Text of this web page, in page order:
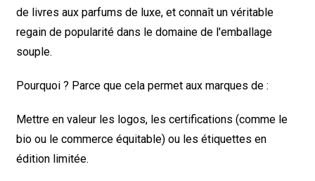
de livres aux parfums de luxe, et connaît un véritable
regain de popularité dans le domaine de l'emballage
souple.
Pourquoi ? Parce que cela permet aux marques de :
Mettre en valeur les logos, les certifications (comme le
bio ou le commerce équitable) ou les étiquettes en
édition limitée.